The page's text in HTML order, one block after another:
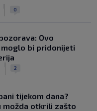
0
Ovo
bi pridonijeti
2
tijekom dana?
možda otkrili zašto